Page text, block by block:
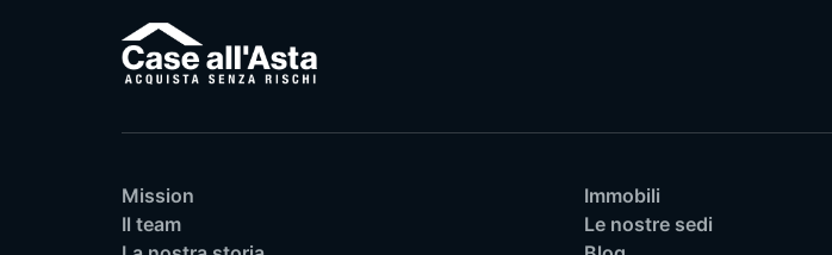
Mission
Il team
Immobili
Le nostre sedi